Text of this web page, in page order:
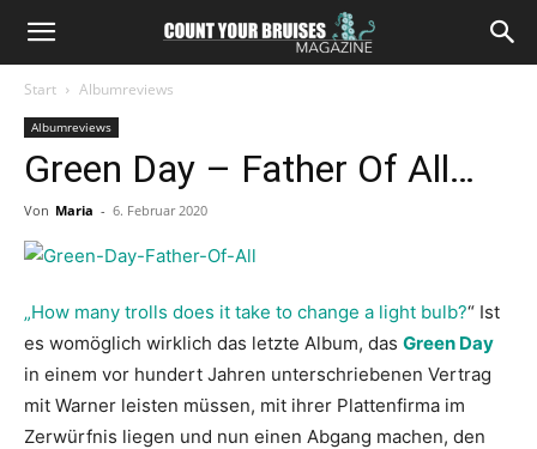
Start Albumreviews
Albumreviews
Green Day – Father Of All…
Von Maria - 6. Februar 2020
„How many trolls does it take to change a light bulb?“ Ist
es womöglich wirklich das letzte Album, das Green Day
in einem vor hundert Jahren unterschriebenen Vertrag
mit Warner leisten müssen, mit ihrer Plattenfirma im
Zerwürfnis liegen und nun einen Abgang machen, den